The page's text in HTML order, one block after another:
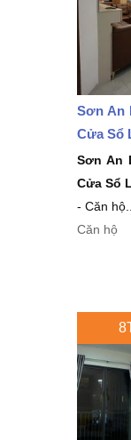
Sơn An
Cửa Sổ
Sơn An
Cửa Sổ
- Căn hộ...
Căn hộ